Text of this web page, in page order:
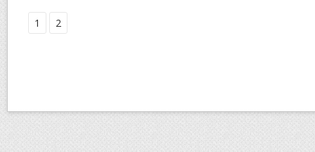
1 2